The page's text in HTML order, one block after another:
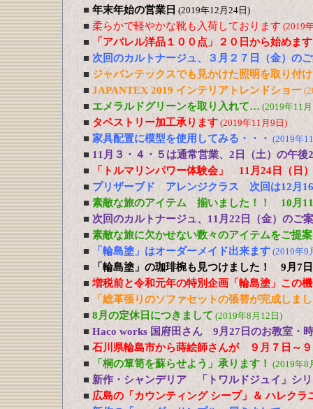
■ 年末年始の営業日 (2019年12月24日)
■ 柔らかで軽やかな靴も入荷しております (2019
■
「アパレル洋品１００点」２０日から始めま
■ 次回のカルトナージュ、３月２７日（金）の
■ ジャパンテックスでも見かけた照明を取り付
■ JAPANTEX 2019 インテリアトレンドショー
■ エメラルドグリーンを取り入れて… (2019年11
■ タペストリー加工承ります (2019年11月9日)
■ 家具配置に模型を使用してみる・・・ (2019年
■ 11月３・４・５は通常営業、2日（土）の午
■
「トルマリンパワー体験会」 11月24日（日
■ プリザーブド アレンジクラス 次回は12月
■ 素敵な旅のアイテム 揃いました！！ 10月11
■ 次回のカルトナージュ、11月22日（金）のご
■ 素敵な旅に欠かせない数々のアイテムをご提
■
「輪島塗」はオーダーメイド出来ます (2019年9
■
「輪島塗」の珈琲椀も見つけました！ 9月7
■ 増税前と令和元年の特別企画「輪島塗」この
■
「総革張りのソファセットの張替が完成しま
■ 8月の定休日につきまして (2019年8月12日)
■ Haco works 国府田さん 9月27日のお教室・
■ 石川県輪島市から蒔絵師さんが ９月７日～
■
「桐の箪笥を蘇らせよう」承ります！ (2019年8
■ 新作・シャンデリア 「トワルドジュイ」シ
■ 広島の「カウンティング シープ」＆ ハレクラ